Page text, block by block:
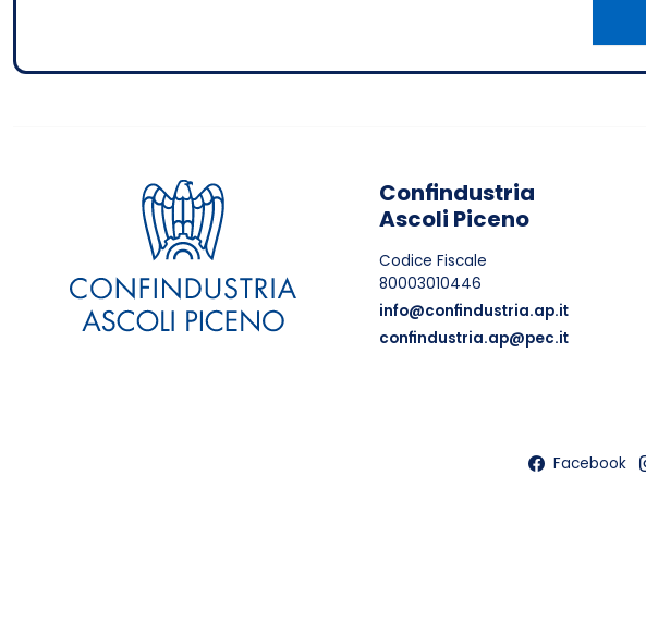
Confindustria
Ascoli Piceno
Codice Fiscale
80003010446
info@confindustria.ap.it
confindustria.ap@pec.it
Facebook